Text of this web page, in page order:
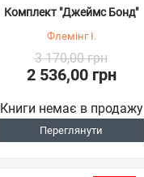
Комплект "Джеймс Бонд"
Флемінг І.
3 170,00 грн
2 536,00 грн
Книги немає в продажу
Переглянути